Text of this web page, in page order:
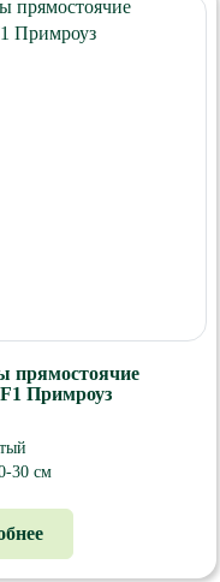
прямостоячие
Примроуз
30 см
Округлые цветки